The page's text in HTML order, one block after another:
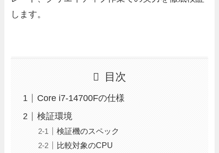
します。
目次
Core i7-14700Fの仕様
検証環境
検証機のスペック
比較対象のCPU